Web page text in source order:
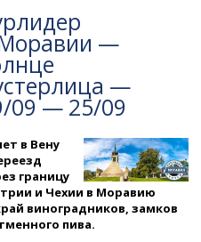
—
—
09 — 25/09
в Вену
границу
и Чехии в Моравию
виноградников, замков
пива.